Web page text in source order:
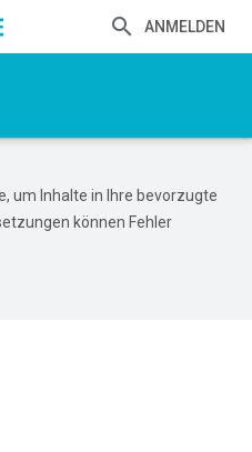
ANMELDEN
um Inhalte in Ihre bevorzugte
können Fehler